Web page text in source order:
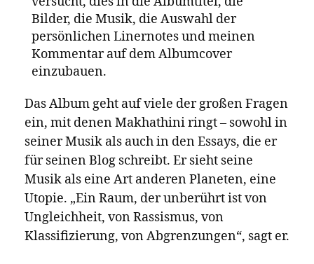
Kulturell, durch das Erbe und die
Improvisation und Spiritualität zu tun,
sodass all diese Themen bereits in der
Musik, die ich kannte, enthalten
waren. Ich denke also, dass Jazz
einfach ein Raum ist, der einige der
Dinge, mit denen ich mich in meiner
Kultur, in meiner Erziehung
auseinandergesetzt habe, verstärkt
hat."